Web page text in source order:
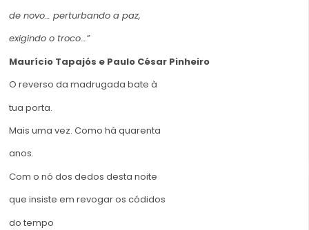
de novo… perturbando a paz,
exigindo o troco…”
Maurício Tapajós e Paulo César Pinheiro
O reverso da madrugada bate à
tua porta.
Mais uma vez. Como há quarenta
anos.
Com o nó dos dedos desta noite
que insiste em revogar os códidos
do tempo